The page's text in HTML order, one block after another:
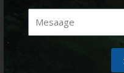
La chat su chatta.it è molto
personalizzare
proprio profilo,
descrizione di sé stessi.